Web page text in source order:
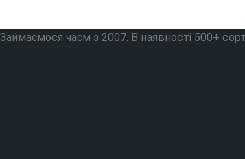
Займаємося чаєм з 2007. В наявності 500+